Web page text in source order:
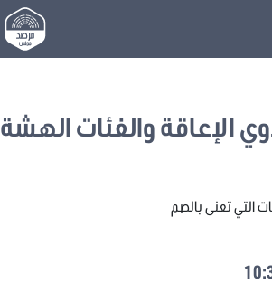
الإعاقة والفئات الهشة
التي تعنى بالصم